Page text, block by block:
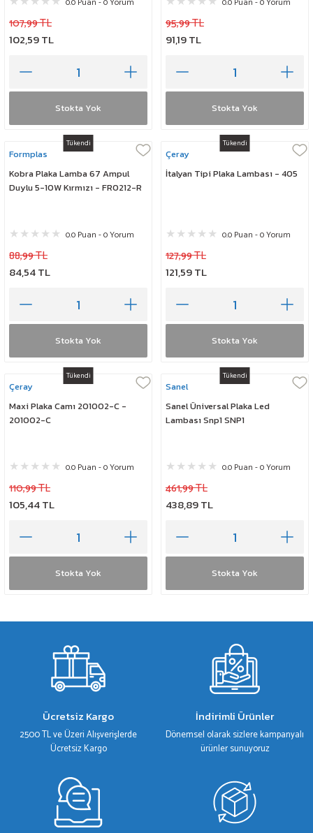
107,99 TL
102,59 TL
Stokta Yok
95,99 TL
91,19 TL
Stokta Yok
Tükendi
Formplas
Kobra Plaka Lamba 67 Ampul
Duylu 5-10W Kırmızı - FR0212-R
0.0 Puan - 0 Yorum
88,99 TL
84,54 TL
Stokta Yok
Tükendi
Çeray
İtalyan Tipi Plaka Lambası - 405
0.0 Puan - 0 Yorum
127,99 TL
121,59 TL
Stokta Yok
Tükendi
Çeray
Maxi Plaka Camı 201002-C -
201002-C
0.0 Puan - 0 Yorum
110,99 TL
105,44 TL
Stokta Yok
Tükendi
Sanel
Sanel Üniversal Plaka Led
Lambası Snp1 SNP1
0.0 Puan - 0 Yorum
461,99 TL
438,89 TL
Stokta Yok
Ücretsiz Kargo
2500 TL ve Üzeri Alışverişlerde
Ücretsiz Kargo
İndirimli Ürünler
Dönemsel olarak sizlere kampanyalı
ürünler sunuyoruz